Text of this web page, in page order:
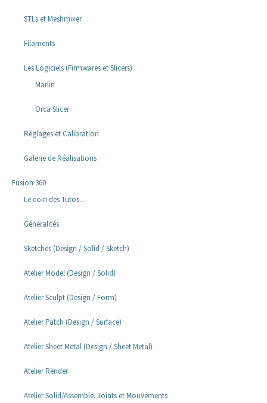
STLs et Meshmixer
Filaments
Les Logiciels (Firmwares et Slicers)
Marlin
Orca Slicer
Réglages et Calibration
Galerie de Réalisations
Fusion 360
Le coin des Tutos...
Généralités
Sketches (Design / Solid / Sketch)
Atelier Model (Design / Solid)
Atelier Sculpt (Design / Form)
Atelier Patch (Design / Surface)
Atelier Sheet Metal (Design / Sheet Metal)
Atelier Render
Atelier Solid/Assemble. Joints et Mouvements